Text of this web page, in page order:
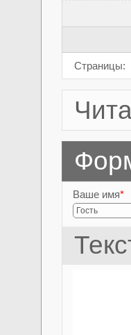
Страницы:
Ваше имя*